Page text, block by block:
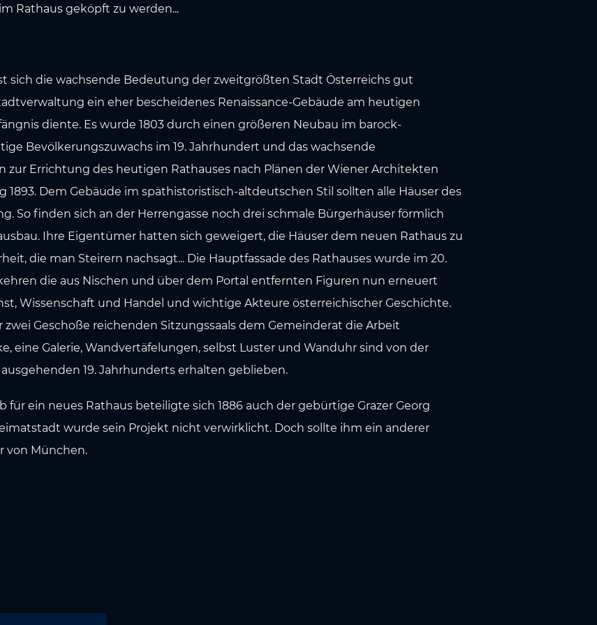
Rathaus geköpft zu werden...
sich die wachsende Bedeutung der zweitgrößten Stadt Österreichs gut
ein eher bescheidenes Renaissance-Gebäude am heutigen
diente. Es wurde 1803 durch einen größeren Neubau im barock-
Bevölkerungszuwachs im 19. Jahrhundert und das wachsende
zur Errichtung des heutigen Rathauses nach Plänen der Wiener Architekten
Dem Gebäude im späthistoristisch-altdeutschen Stil sollten alle Häuser des
So finden sich an der Herrengasse noch drei schmale Bürgerhäuser förmlich
Ihre Eigentümer hatten sich geweigert, die Häuser dem neuen Rathaus zu
die man Steirern nachsagt... Die Hauptfassade des Rathauses wurde im 20.
die aus Nischen und über dem Portal entfernten Figuren nun erneuert
Wissenschaft und Handel und wichtige Akteure österreichischer Geschichte.
Geschoße reichenden Sitzungssaals dem Gemeinderat die Arbeit
eine Galerie, Wandvertäfelungen, selbst Luster und Wanduhr sind von der
19. Jahrhunderts erhalten geblieben.
ein neues Rathaus beteiligte sich 1886 auch der gebürtige Grazer Georg
wurde sein Projekt nicht verwirklicht. Doch sollte ihm ein anderer
von München.